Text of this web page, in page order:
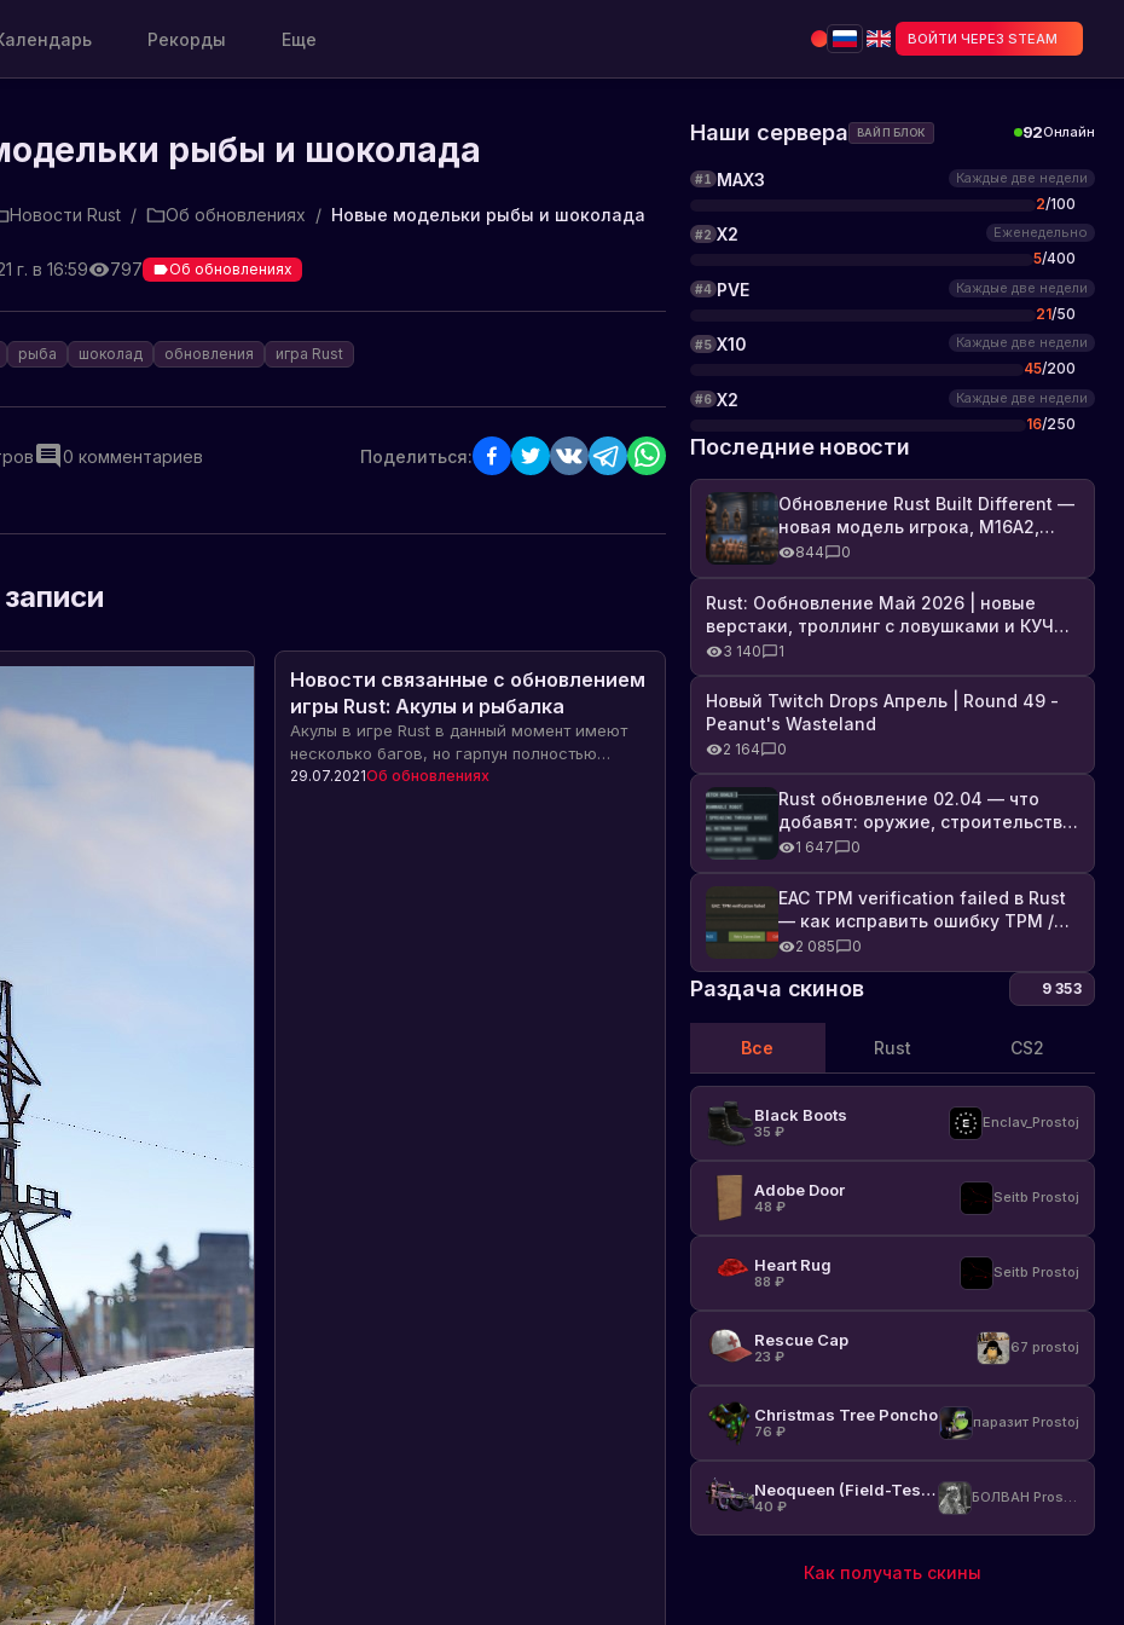
Рекорды Еще ВОЙТИ ЧЕРЕЗ STEAM
рыбы и шоколада
Новости Rust / Об обновлениях / Новые модельки рыбы и шоколада
г. в 16:59 797 Об обновлениях
рыба шоколад обновления игра Rust
0 комментариев Поделиться:
Новости связанные с обновлением
игры Rust: Акулы и рыбалка
Акулы в игре Rust в данный момент имеют
несколько багов, но гарпун полностью
функционален. Также в игре добавлена
29.07.2021Об обновлениях
Наши сервера ВАЙП БЛОК 92Онлайн
#1 MAX3 Каждые две недели
2/100
#2 X2 Еженедельно
5/400
#4 PVE Каждые две недели
21/50
#5 X10 Каждые две недели
45/200
#6 X2 Каждые две недели
16/250
Последние новости
Обновление Rust Built Different —
новая модель игрока, M16A2,
броня, Industrial DLC и полный
список изменений
844 0
Rust: Ообновление Май 2026 | новые
верстаки, троллинг с ловушками и КУЧА
DLC3 140 1
Новый Twitch Drops Апрель | Round 49 -
Peanut's Wasteland
2 164 0
Rust обновление 02.04 — что
добавят: оружие, строительство,
технологии и Farming 2.5
1 647 0
EAC TPM verification failed в Rust
— как исправить ошибку TPM /
Secure Boot
2 085 0
Раздача скинов 9 353
Все Rust CS2
Black Boots
35 ₽
Enclav_Prostoj
Adobe Door
48 ₽
Seitb Prostoj
Heart Rug
88 ₽
Seitb Prostoj
Rescue Cap
23 ₽
67 prostoj
Christmas Tree Poncho
76 ₽
паразит Prostoj
Neoqueen (Field-Tested)
40 ₽
БОЛВАН Prostoj
Как получать скины